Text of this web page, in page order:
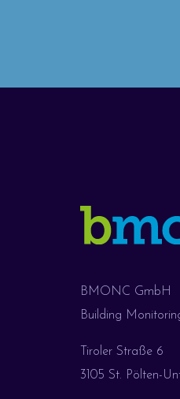
BMONC GmbH
Building
Tiroler Straße 6
3105 St. Pölten-